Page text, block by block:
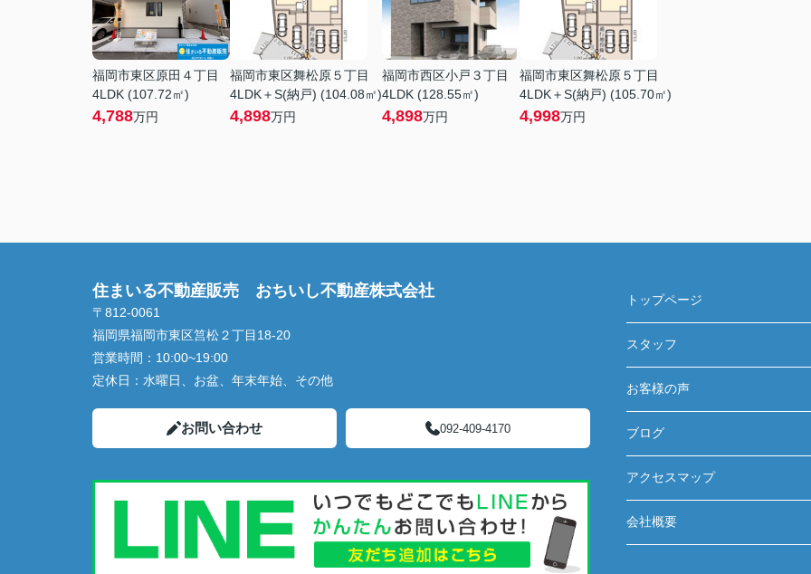
福岡市東区原田４丁目
4LDK (107.72㎡)
4,788万円
福岡市東区舞松原５丁目
4LDK＋S(納戸) (104.08㎡)
4,898万円
福岡市西区小戸３丁目
4LDK (128.55㎡)
4,898万円
福岡市東区舞松原５丁目
4LDK＋S(納戸) (105.70㎡)
4,998万円
住まいる不動産販売 おちいし不動産株式会社
〒812-0061
福岡県福岡市東区筥松２丁目18-20
営業時間： 10:00~19:00
定休日： 水曜日、お盆、年末年始、その他
お問い合わせ 092-409-4170
トップページ
スタッフ
お客様の声
ブログ
アクセスマップ
会社概要